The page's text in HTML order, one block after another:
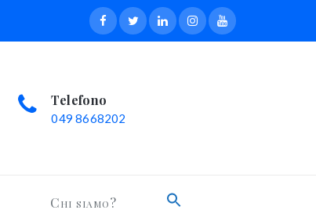
Telefono
049 8668202
Chi siamo?